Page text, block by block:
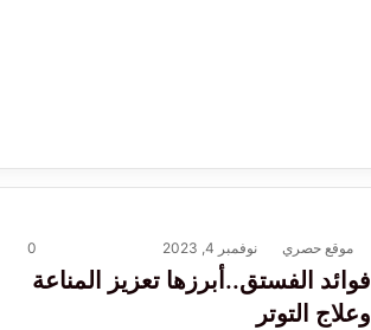
موقع حصري نوفمبر 4, 2023 0
فوائد الفستق..أبرزها تعزيز المناعة
وعلاج التوتر